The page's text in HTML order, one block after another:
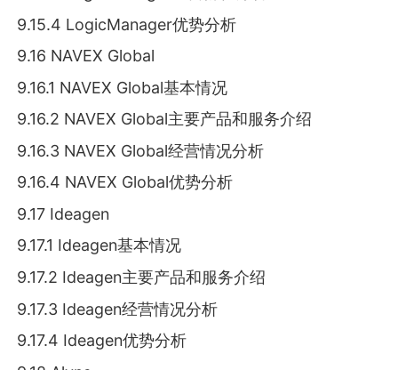
9.15.4 LogicManager优势分析
9.16 NAVEX Global
9.16.1 NAVEX Global基本情况
9.16.2 NAVEX Global主要产品和服务介绍
9.16.3 NAVEX Global经营情况分析
9.16.4 NAVEX Global优势分析
9.17 Ideagen
9.17.1 Ideagen基本情况
9.17.2 Ideagen主要产品和服务介绍
9.17.3 Ideagen经营情况分析
9.17.4 Ideagen优势分析